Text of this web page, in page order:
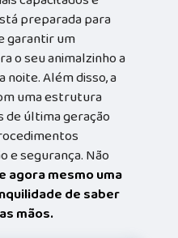
preparada para
garantir um
o seu animalzinho a
noite. Além disso, a
uma estrutura
de última geração
e segurança. Não
agora mesmo uma
de saber
mãos.